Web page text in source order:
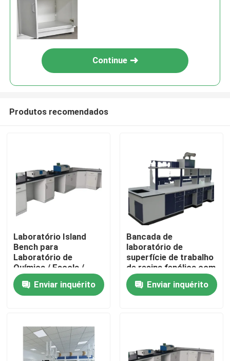
Casa
Quem Somos
Contatos
Continue
Produtos recomendados
Laboratório Island
Bench para
Laboratório de
Química / Escola /
Instituição de
Pesquisa Aplicações
Enviar inquérito
Bancada de
laboratório de
superfície de trabalho
de resina fenólica com
acessório de escape
de fumoEnviar inquérito